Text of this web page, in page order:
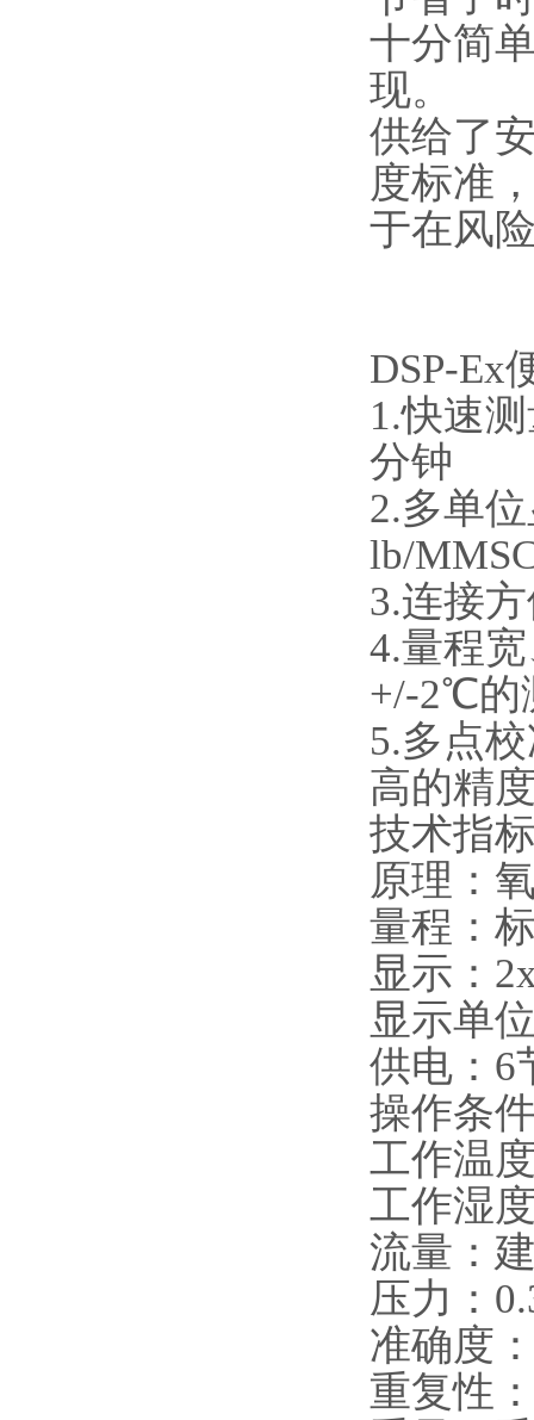
十分简
现。
供给了
度标准
于在风
DSP-Ex
1.快速
分钟
2.多单
lb/
3.连接
4.量程
+/-2℃
5.多点
高的精
技术指
原理：
量程：
显示：
显示单
供电：6
操作条
工作温
工作湿
流量：
压力：
准确度
重复性